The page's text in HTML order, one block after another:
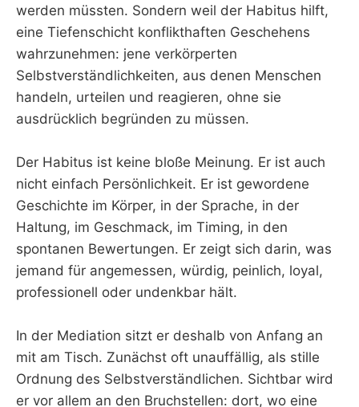
werden müssten. Sondern weil der Habitus hilft,
eine Tiefenschicht konflikthaften Geschehens
wahrzunehmen: jene verkörperten
Selbstverständlichkeiten, aus denen Menschen
handeln, urteilen und reagieren, ohne sie
ausdrücklich begründen zu müssen.
Der Habitus ist keine bloße Meinung. Er ist auch
nicht einfach Persönlichkeit. Er ist gewordene
Geschichte im Körper, in der Sprache, in der
Haltung, im Geschmack, im Timing, in den
spontanen Bewertungen. Er zeigt sich darin, was
jemand für angemessen, würdig, peinlich, loyal,
professionell oder undenkbar hält.
In der Mediation sitzt er deshalb von Anfang an
mit am Tisch. Zunächst oft unauffällig, als stille
Ordnung des Selbstverständlichen. Sichtbar wird
er vor allem an den Bruchstellen: dort, wo eine